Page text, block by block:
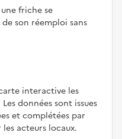
friche se
son réemploi sans
interactive les
données sont issues
et complétées par
acteurs locaux.